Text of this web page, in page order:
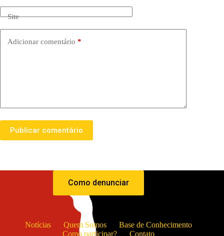
Site
Adicionar comentário *
Publicar comentário
Como denunciar
Notícias Quem Somos
Base de Conhecimento
Como participar?
Contato